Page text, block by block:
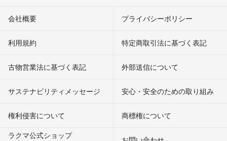
会社概要 プライバシーポリシー
利用規約 特定商取引法に基づく表記
古物営業法に基づく表記 外部送信について
サステナビリティメッセージ 安心・安全のための取り組み
権利侵害について
商標権について
ラクマ公式ショップ